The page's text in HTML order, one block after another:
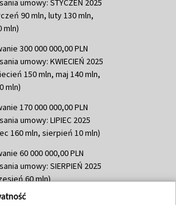
umowy: STYCZEŃ 2025
90 mln, luty 130 mln,
mln)
300 000 000,00 PLN
umowy: KWIECIEŃ 2025
150 mln, maj 140 mln,
mln)
170 000 000,00 PLN
umowy: LIPIEC 2025
160 mln, sierpień 10 mln)
60 000 000,00 PLN
umowy: SIERPIEŃ 2025
60 mln)
635 783 051,21 PLN